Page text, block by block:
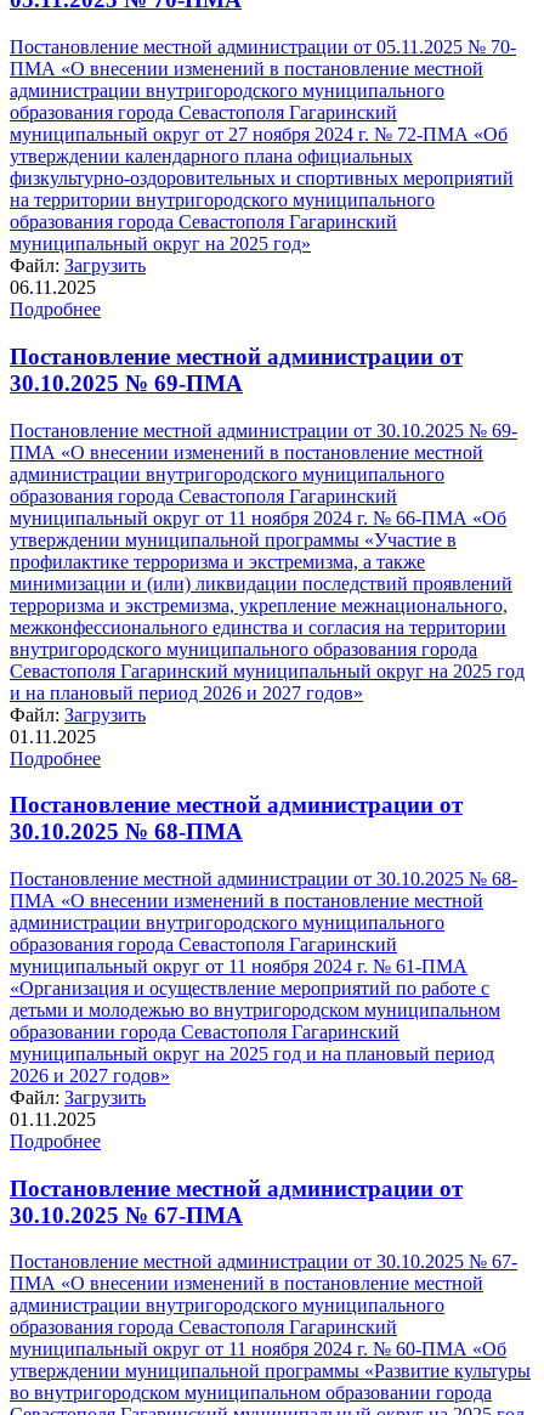
Постановление местной администрации от 05.11.2025 № 70-
ПМА «О внесении изменений в постановление местной
администрации внутригородского муниципального
образования города Севастополя Гагаринский
муниципальный округ от 27 ноября 2024 г. № 72-ПМА «Об
утверждении календарного плана официальных
физкультурно-оздоровительных и спортивных мероприятий
на территории внутригородского муниципального
образования города Севастополя Гагаринский
муниципальный округ на 2025 год»
Файл: Загрузить
06.11.2025
Подробнее
Постановление местной администрации от
30.10.2025 № 69-ПМА
Постановление местной администрации от 30.10.2025 № 69-
ПМА «О внесении изменений в постановление местной
администрации внутригородского муниципального
образования города Севастополя Гагаринский
муниципальный округ от 11 ноября 2024 г. № 66-ПМА «Об
утверждении муниципальной программы «Участие в
профилактике терроризма и экстремизма, а также
минимизации и (или) ликвидации последствий проявлений
терроризма и экстремизма, укрепление межнационального,
межконфессионального единства и согласия на территории
внутригородского муниципального образования города
Севастополя Гагаринский муниципальный округ на 2025 год
и на плановый период 2026 и 2027 годов»
Файл: Загрузить
01.11.2025
Подробнее
Постановление местной администрации от
30.10.2025 № 68-ПМА
Постановление местной администрации от 30.10.2025 № 68-
ПМА «О внесении изменений в постановление местной
администрации внутригородского муниципального
образования города Севастополя Гагаринский
муниципальный округ от 11 ноября 2024 г. № 61-ПМА
«Организация и осуществление мероприятий по работе с
детьми и молодежью во внутригородском муниципальном
образовании города Севастополя Гагаринский
муниципальный округ на 2025 год и на плановый период
2026 и 2027 годов»
Файл: Загрузить
01.11.2025
Подробнее
Постановление местной администрации от
30.10.2025 № 67-ПМА
Постановление местной администрации от 30.10.2025 № 67-
ПМА «О внесении изменений в постановление местной
администрации внутригородского муниципального
образования города Севастополя Гагаринский
муниципальный округ от 11 ноября 2024 г. № 60-ПМА «Об
утверждении муниципальной программы «Развитие культуры
во внутригородском муниципальном образовании города